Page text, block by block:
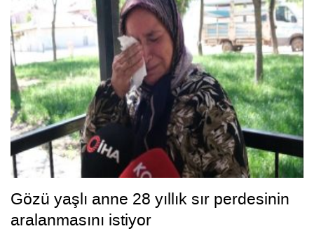
Gözü yaşlı anne 28 yıllık sır perdesinin
aralanmasını istiyor